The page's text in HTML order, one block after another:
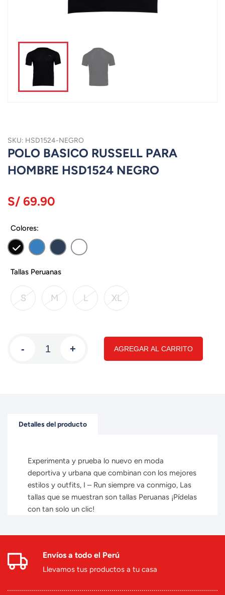
SKU: HSD1524-NEGRO
POLO BASICO RUSSELL PARA
HOMBRE HSD1524 NEGRO
S/ 69.90
Colores:
Tallas Peruanas
S M L XL
- + AGREGAR AL CARRITO
Detalles del producto
Experimenta y prueba lo nuevo en moda
deportiva y urbana que combinan con los mejores
estilos y outfits, I – Run siempre va conmigo, Las
tallas que se muestran son tallas Peruanas ¡Pídelas
con tan solo un clic!
Envíos a todo el Perú
Llevamos tus productos a tu casa